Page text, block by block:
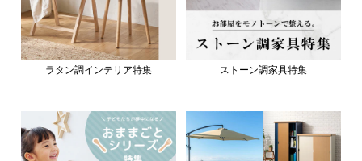
ラタン調インテリア特集 ストーン調家具特集